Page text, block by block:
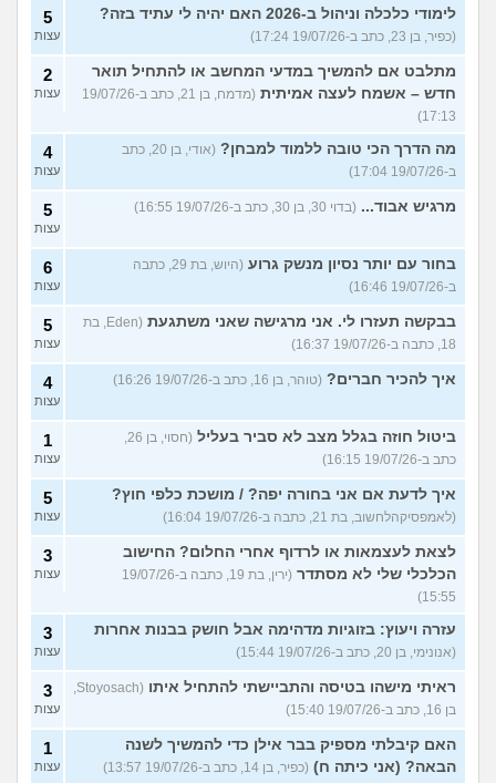
לימודי כלכלה וניהול ב-2026 האם יהיה לי עתיד בזה?
(כפיר, בן 23, כתב ב-19/07/26 17:24)
5
עצות
מתלבט אם להמשיך במדעי המחשב או להתחיל תואר
חדש – אשמח לעצה אמיתית
(מדמח, בן 21, כתב ב-19/07/26
17:13)
2
עצות
מה הדרך הכי טובה ללמוד למבחן?
(אודי, בן 20, כתב
ב-19/07/26 17:04)
4
עצות
מרגיש אבוד... (בדוי 30, בן 30, כתב ב-19/07/26 16:55) 5
עצות
בחור עם יותר נסיון מנשק גרוע
(היוש, בת 29, כתבה
ב-19/07/26 16:46)
6
עצות
בבקשה תעזרו לי. אני מרגישה שאני משתגעת
(Eden, בת
18, כתבה ב-19/07/26 16:37)
5
עצות
איך להכיר חברים? (טוהר, בן 16, כתב ב-19/07/26 16:26) 4
עצות
ביטול חוזה בגלל מצב לא סביר בעליל
(חסוי, בן 26,
כתב ב-19/07/26 16:15)
1
עצות
איך לדעת אם אני בחורה יפה? / מושכת כלפי חוץ?
(לאמפסיקהלחשוב, בת 21, כתבה ב-19/07/26 16:04)
5
עצות
לצאת לעצמאות או לרדוף אחרי החלום? החישוב
הכלכלי שלי לא מסתדר
(ירין, בת 19, כתבה ב-19/07/26
15:55)
3
עצות
עזרה ויעוץ: בזוגיות מדהימה אבל חושק בבנות אחרות
(אנונימי, בן 20, כתב ב-19/07/26 15:44)
3
עצות
ראיתי מישהו בטיסה והתביישתי להתחיל איתו
(Stoyosach,
בן 16, כתב ב-19/07/26 15:40)
3
עצות
האם קיבלתי מספיק בבר אילן כדי להמשיך לשנה
הבאה? (אני כיתה ח) (כפיר, בן 14, כתב ב-19/07/26 13:57)
1
עצות